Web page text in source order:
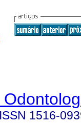
ISSN 1516-